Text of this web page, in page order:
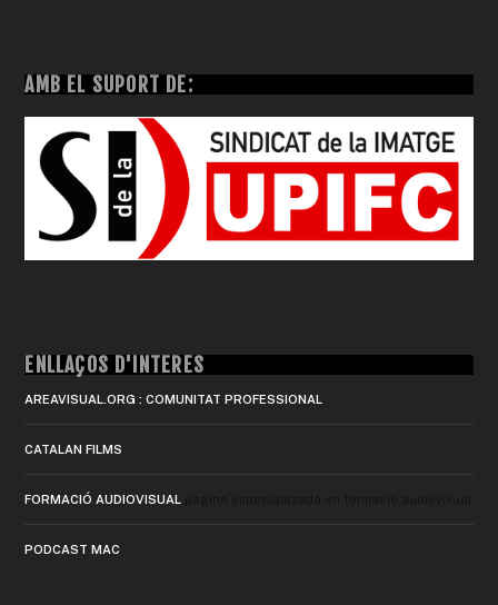
AMB EL SUPORT DE:
ENLLAÇOS D'INTERÈS
AREAVISUAL.ORG : COMUNITAT PROFESSIONAL
CATALAN FILMS
FORMACIÓ AUDIOVISUAL
PODCAST MAC